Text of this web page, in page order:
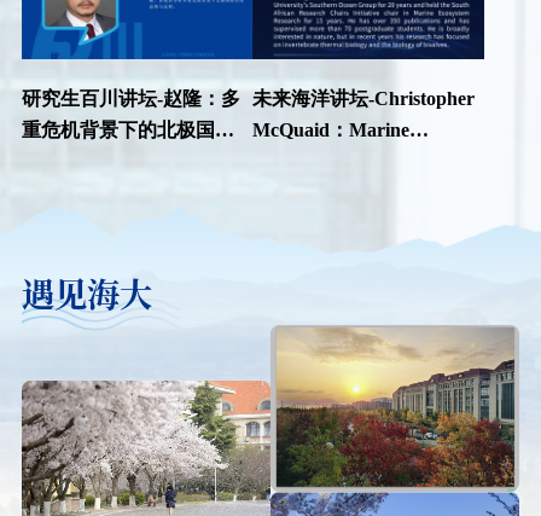
研究生百川讲坛-赵隆：多
重危机背景下的北极国际
未来海洋讲坛-Christopher
McQuaid：Marine
遇见海大